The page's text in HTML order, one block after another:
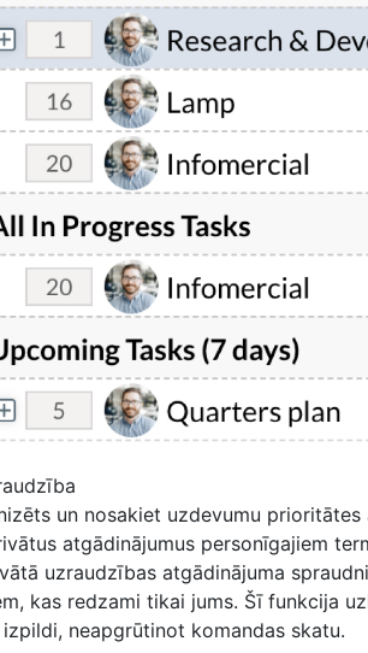
un nosakiet uzdevumu prioritātes
atgādinājumus personīgajiem
uzraudzības atgādinājuma
kas redzami tikai jums. Šī funkcija
neapgrūtinot komandas skatu.